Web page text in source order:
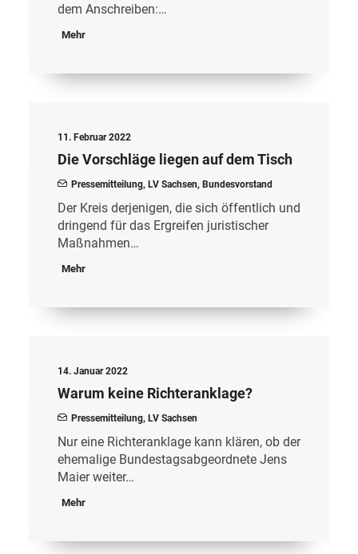
dem Anschreiben:…
Mehr
11. Februar 2022
Die Vorschläge liegen auf dem Tisch
Pressemitteilung, LV Sachsen, Bundesvorstand
Der Kreis derjenigen, die sich öffentlich und
dringend für das Ergreifen juristischer
Maßnahmen…
Mehr
14. Januar 2022
Warum keine Richteranklage?
Pressemitteilung, LV Sachsen
Nur eine Richteranklage kann klären, ob der
ehemalige Bundestagsabgeordnete Jens
Maier weiter…
Mehr